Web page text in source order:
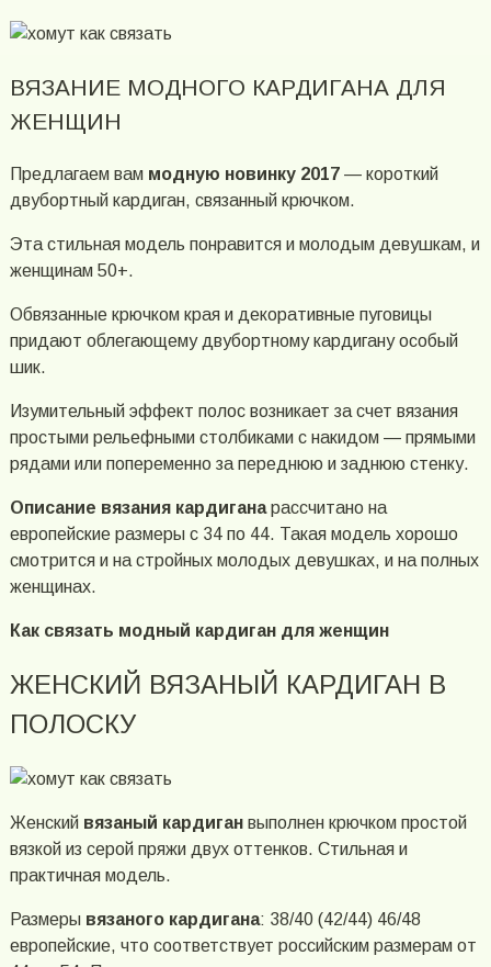
ВЯЗАНИЕ МОДНОГО КАРДИГАНА ДЛЯ
ЖЕНЩИН
Предлагаем вам модную новинку 2017— короткий
двубортный кардиган, связанный крючком.
Эта стильная модель понравится и молодым девушкам, и
женщинам 50+.
Обвязанные крючком края и декоративные пуговицы
придают облегающему двубортному кардигану особый
шик.
Изумительный эффект полос возникает за счет вязания
простыми рельефными столбиками с накидом — прямыми
рядами или попеременно за переднюю и заднюю стенку.
Описание вязания кардиганарассчитано на
европейские размеры с 34 по 44. Такая модель хорошо
смотрится и на стройных молодых девушках, и на полных
женщинах.
Как связать модный кардиган для женщин
ЖЕНСКИЙ ВЯЗАНЫЙ КАРДИГАН В
ПОЛОСКУ
Женский вязаный кардиганвыполнен крючком простой
вязкой из серой пряжи двух оттенков. Стильная и
практичная модель.
Размеры вязаного кардигана: 38/40 (42/44) 46/48
европейские, что соответствует российским размерам от